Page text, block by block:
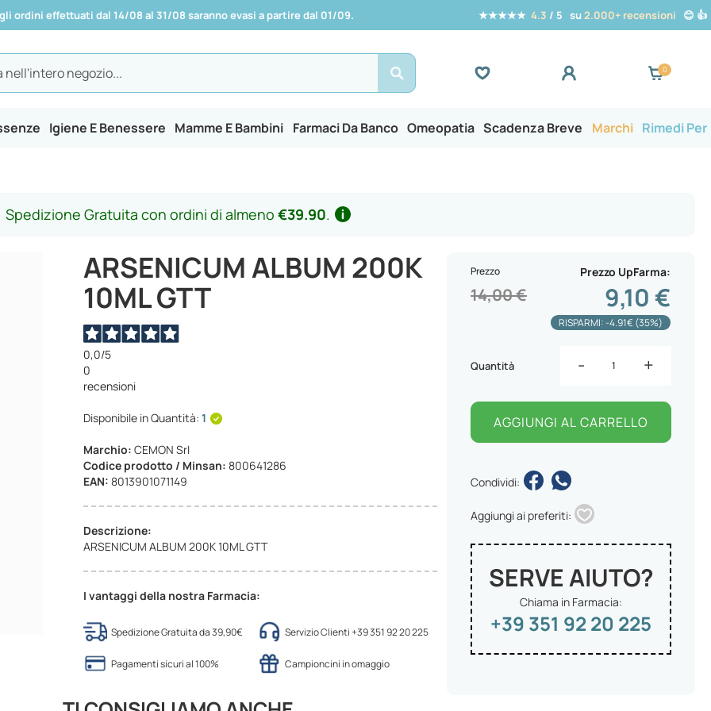
ordini effettuati dal 14/08 al 31/08 saranno evasi a partire dal 01/09. ★★★★★ 4.3 / 5 su2.000+ recensioni 😊 👍
Search
Igiene E Benessere Mamme E Bambini Farmaci Da Banco Omeopatia Scadenza Breve Marchi Rimedi Per
Spedizione Gratuita con ordini di almeno €39.90.
ARSENICUM ALBUM 200K
10ML GTT
0,0/5
0
recensioni
Disponibile in Quantità:1
Marchio:CEMON Srl
Codice prodotto / Minsan:800641286
EAN:8013901071149
Descrizione:
ARSENICUM ALBUM 200K 10ML GTT
I vantaggi della nostra Farmacia:
Spedizione Gratuita da 39,90€ Servizio Clienti +39 351 92 20 225
Pagamenti sicuri al 100% Campioncini in omaggio
Prezzo UpFarma
9,10 €
Prezzo
14,00 €
RISPARMI: -4.91€ (35%)
Quantità - +
AGGIUNGI AL CARRELLO
Condividi:
Aggiungi ai preferiti:
SERVE AIUTO?
Chiama in Farmacia:
+39 351 92 20 225